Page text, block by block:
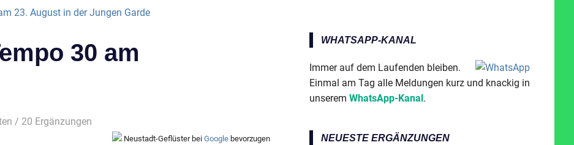
30 am
/ 20 Ergänzungen
Neustadt-Geflüster bei Google bevorzugen
WHATSAPP-KANAL
Immer auf dem Laufenden bleiben.
Einmal am Tag alle Meldungen kurz und knackig in
unserem WhatsApp-Kanal.
NEUESTE ERGÄNZUNGEN